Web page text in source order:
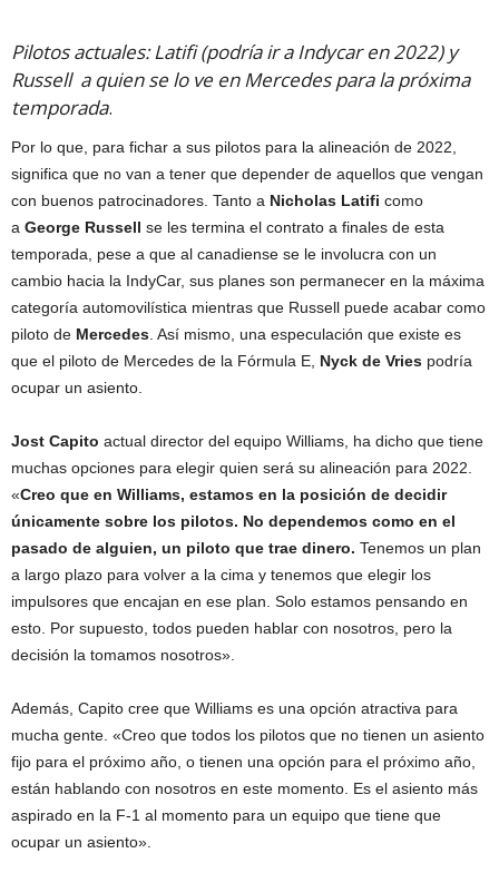
Pilotos actuales: Latifi (podría ir a Indycar en 2022) y
Russell a quien se lo ve en Mercedes para la próxima
temporada.
Por lo que, para fichar a sus pilotos para la alineación de 2022,
significa que no van a tener que depender de aquellos que vengan
con buenos patrocinadores. Tanto a Nicholas Latifi como
a George Russell se les termina el contrato a finales de esta
temporada, pese a que al canadiense se le involucra con un
cambio hacia la IndyCar, sus planes son permanecer en la máxima
categoría automovilística mientras que Russell puede acabar como
piloto de Mercedes . Así mismo, una especulación que existe es
que el piloto de Mercedes de la Fórmula E, Nyck de Vries podría
ocupar un asiento.
Jost Capito actual director del equipo Williams, ha dicho que tiene
muchas opciones para elegir quien será su alineación para 2022.
«Creo que en Williams, estamos en la posición de decidir
únicamente sobre los pilotos. No dependemos como en el
pasado de alguien, un piloto que trae dinero. Tenemos un plan
a largo plazo para volver a la cima y tenemos que elegir los
impulsores que encajan en ese plan. Solo estamos pensando en
esto. Por supuesto, todos pueden hablar con nosotros, pero la
decisión la tomamos nosotros».
Además, Capito cree que Williams es una opción atractiva para
mucha gente. «Creo que todos los pilotos que no tienen un asiento
fijo para el próximo año, o tienen una opción para el próximo año,
están hablando con nosotros en este momento. Es el asiento más
aspirado en la F-1 al momento para un equipo que tiene que
ocupar un asiento».